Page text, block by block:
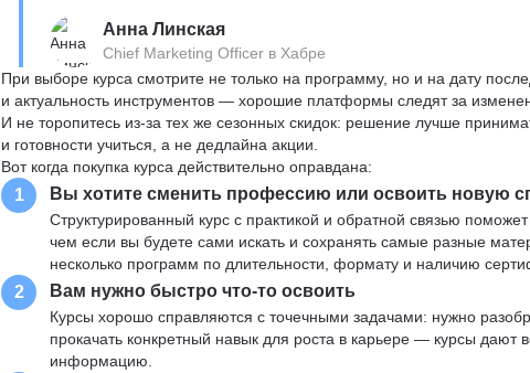
Анна Линская
Chief Marketing Officer в Хабре
При выборе курса смотрите не только на программу, но и на дату
и актуальность инструментов — хорошие платформы следят за
И не торопитесь из-за тех же сезонных скидок: решение лучше
и готовности учиться, а не дедлайна акции.
Вот когда покупка курса действительно оправдана:
1 Вы хотите сменить профессию или освоить новую
Структурированный курс с практикой и обратной связью
чем если вы будете сами искать и сохранять самые разные
несколько программ по длительности, формату и наличию
2 Вам нужно быстро что-то освоить
Курсы хорошо справляются с точечными задачами: нужно
прокачать конкретный навык для роста в карьере — курсы дают
информацию.